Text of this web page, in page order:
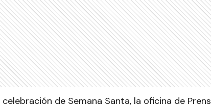
de Semana Santa, la oficina de